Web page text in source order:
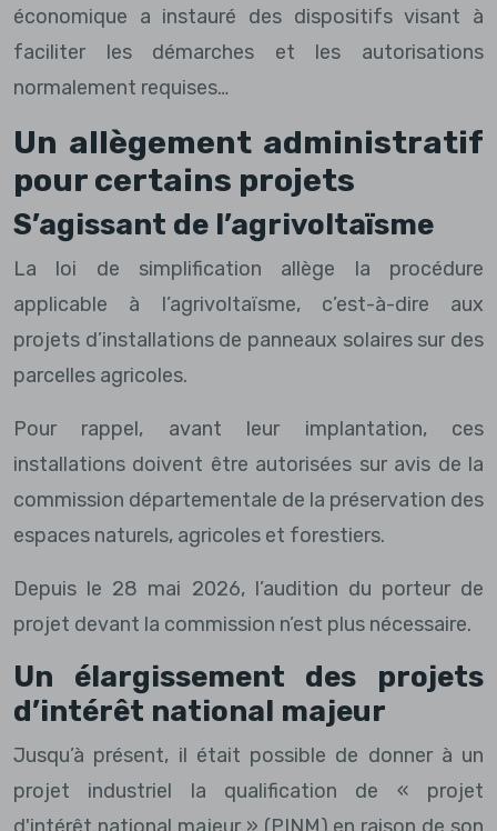
économique a instauré des dispositifs visant à
faciliter les démarches et les autorisations
normalement requises…
Un allègement administratif
pour certains projets
S’agissant de l’agrivoltaïsme
La loi de simplification allège la procédure
applicable à l’agrivoltaïsme, c’est-à-dire aux
projets d’installations de panneaux solaires sur des
parcelles agricoles.
Pour rappel, avant leur implantation, ces
installations doivent être autorisées sur avis de la
commission départementale de la préservation des
espaces naturels, agricoles et forestiers.
Depuis le 28 mai 2026, l’audition du porteur de
projet devant la commission n’est plus nécessaire.
Un élargissement des projets
d’intérêt national majeur
Jusqu’à présent, il était possible de donner à un
projet industriel la qualification de « projet